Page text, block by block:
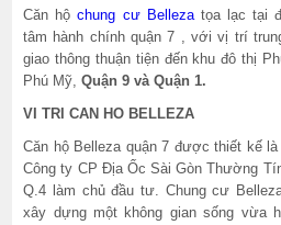
Căn hộchung cư Bellezatọa lạc tại
tâm hành chính quận 7 , với vị trí
giao thông thuận tiện đến khu đô thị
Phú Mỹ,Quận 9 và Quận 1.
VI TRI CAN HO BELLEZA
Căn hộ Belleza quận 7 được thiết kế
Công ty CP Địa Ốc Sài Gòn Thường
Q.4 làm chủ đầu tư. Chung cư
xây dựng một không gian sống vừa